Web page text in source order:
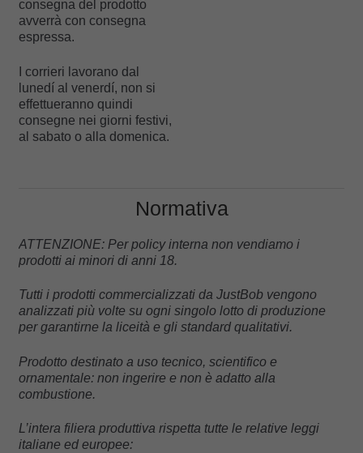
consegna del prodotto
avverrà con consegna
espressa.
I corrieri lavorano dal
lunedí al venerdí, non si
effettueranno quindi
consegne nei giorni festivi,
al sabato o alla domenica.
Normativa
ATTENZIONE: Per policy interna non vendiamo i
prodotti ai minori di anni 18.
Tutti i prodotti commercializzati da JustBob vengono
analizzati più volte su ogni singolo lotto di produzione
per garantirne la liceità e gli standard qualitativi.
Prodotto destinato a uso tecnico, scientifico e
ornamentale: non ingerire e non è adatto alla
combustione.
L’intera filiera produttiva rispetta tutte le relative leggi
italiane ed europee: